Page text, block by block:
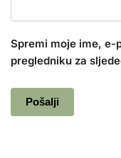
Spremi moje ime, e-
pregledniku za